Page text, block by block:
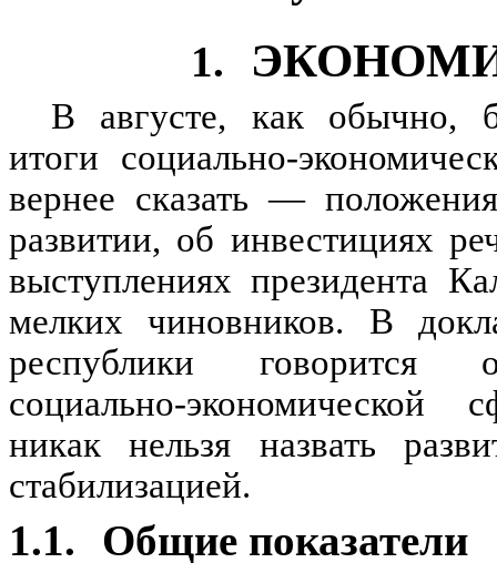
1.
В августе, как обычно,
итоги социально-
вернее сказать —
развитии, об инвестициях
выступлениях президента
мелких чиновников. В
республики говорится
социально-экономической
никак нельзя назвать
стабилизацией.
1.1. Общие показатели